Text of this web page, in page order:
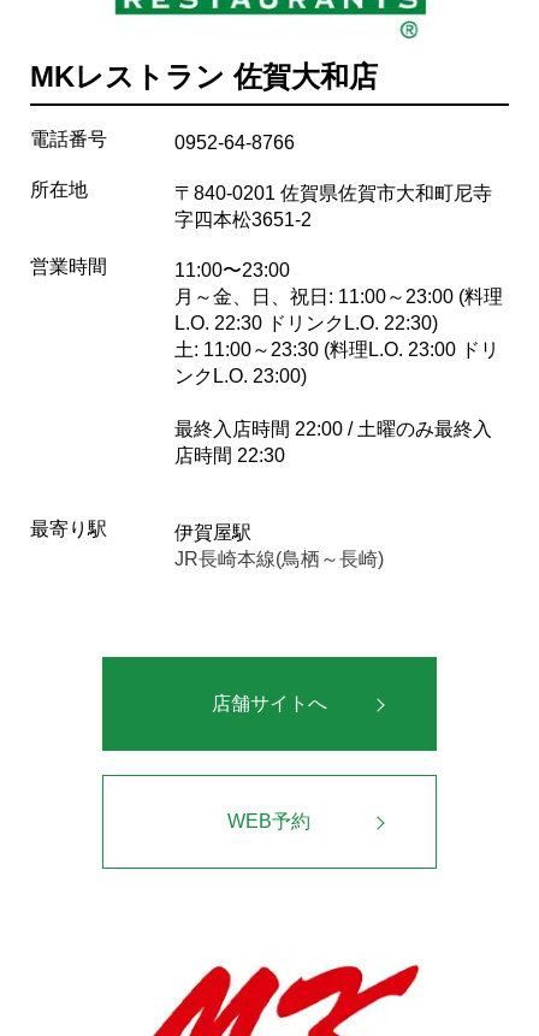
MKレストラン 佐賀大和店
電話番号 0952-64-8766
所在地
〒840-0201 佐賀県佐賀市大和町尼寺
字四本松3651-2
営業時間
11:00〜23:00
月～金、日、祝日: 11:00～23:00 (料理
L.O. 22:30 ドリンクL.O. 22:30)
土: 11:00～23:30 (料理L.O. 23:00 ドリ
ンクL.O. 23:00)
最終入店時間 22:00 / 土曜のみ最終入
店時間 22:30
最寄り駅
伊賀屋駅
JR長崎本線(鳥栖～長崎)
店舗サイトへ
WEB予約